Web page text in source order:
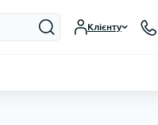
Клієнту